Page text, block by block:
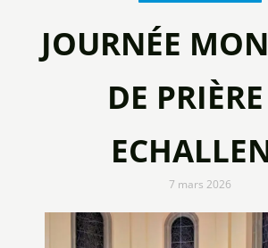
JOURNÉE
DE
7 mars 2026